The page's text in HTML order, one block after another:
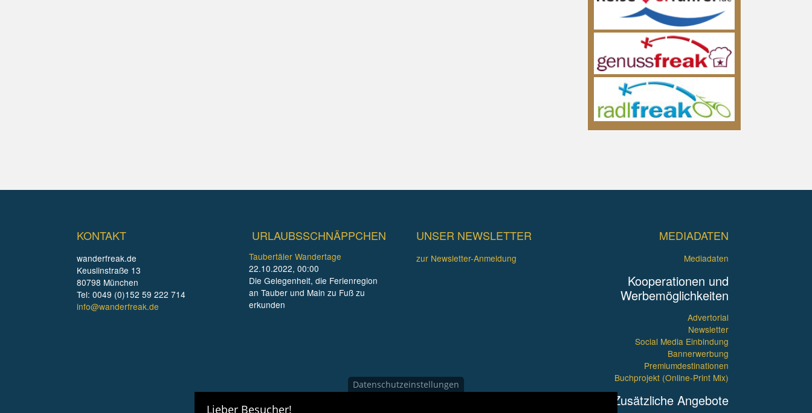
KONTAKT
wanderfreak.de
Keuslinstraße 13
80798 München
Tel: 0049 (0)152 59 222 714
info@wanderfreak.de
URLAUBSSCHNÄPPCHEN
Taubertäler Wandertage
22.10.2022, 00:00
Die Gelegenheit, die Ferienregion
an Tauber und Main zu Fuß zu
erkunden
UNSER NEWSLETTER
zur Newsletter-Anmeldung
MEDIADATEN
Mediadaten
Kooperationen und
Werbemöglichkeiten
Advertorial
Newsletter
Social Media Einbindung
Bannerwerbung
Premiumdestinationen
Buchprojekt (Online-Print Mix)
Zusätzliche Angebote
Datenschutzeinstellungen
Lieber Besucher!